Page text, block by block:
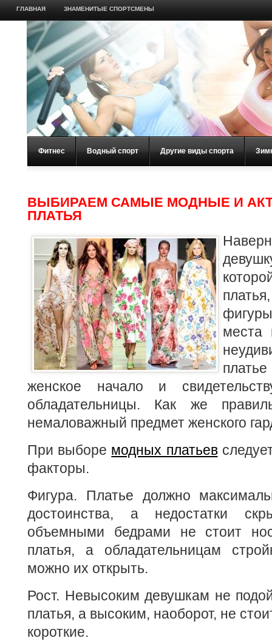
ГЛАВНАЯ ЗНАМЕНИТЫЕ СПОРТСМЕНЫ
Фитнес Водный спорт Другие виды спорта
ВЫБИРАЕМ САМЫЕ МОДНЫЕ И
ПЛАТЬЯ
места
женское начало и
обладательницы. Как же
немаловажный предмет женского
При выборе модных платьев
факторы.
Фигура. Платье должно
достоинства, а недостатки
объемными бедрами не стоит
платья, а обладательницам
можно их открыть.
Рост. Невысоким девушкам не
платья, а высоким, наоборот, не
короткие.